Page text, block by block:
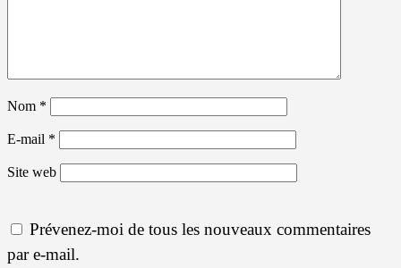
Nom *
E-mail *
Site web
Prévenez-moi de tous les nouveaux commentaires
par e-mail.